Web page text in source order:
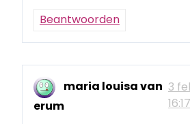
Beantwoorden
maria louisa van
erum
3
16:17